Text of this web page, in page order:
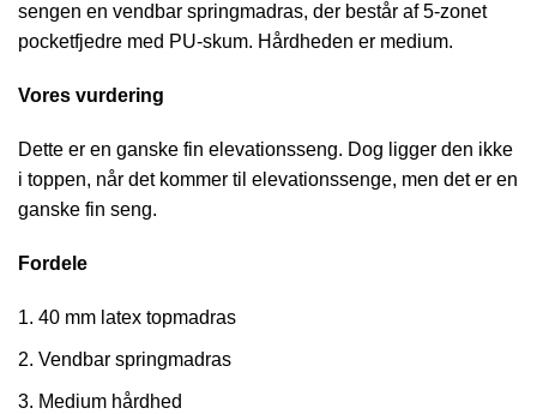
sengen en vendbar springmadras, der består af 5-zonet
pocketfjedre med PU-skum. Hårdheden er medium.
Vores vurdering
Dette er en ganske fin elevationsseng. Dog ligger den ikke
i toppen, når det kommer til elevationssenge, men det er en
ganske fin seng.
Fordele
40 mm latex topmadras
Vendbar springmadras
Medium hårdhed